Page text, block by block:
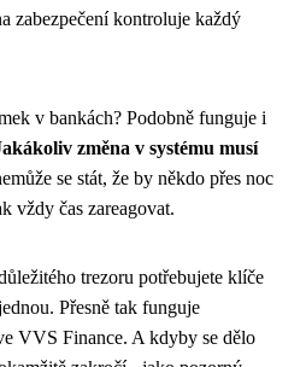
zabezpečení kontroluje každý
v bankách? Podobně funguje i
změna v systému musí
se stát, že by někdo přes noc
vždy čas zareagovat.
trezoru potřebujete klíče
Přesně tak funguje
VVS Finance. A kdyby se dělo